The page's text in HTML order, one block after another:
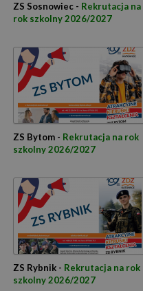
ZS Sosnowiec - Rekrutacja na
rok szkolny 2026/2027
ZS Bytom - Rekrutacja na rok
szkolny 2026/2027
ZS Rybnik - Rekrutacja na rok
szkolny 2026/2027